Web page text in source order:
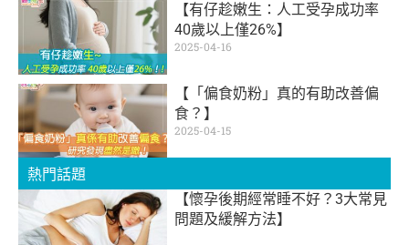
【有仔趁嫩生：人工受孕成功率
40歲以上僅26%】
2025-04-16
【「偏食奶粉」真的有助改善偏
食？】
2025-04-15
熱門話題
【懷孕後期經常睡不好？3大常見
問題及緩解方法】